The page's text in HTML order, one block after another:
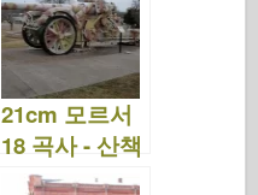
21cm 모르서
18 곡사 - 산책